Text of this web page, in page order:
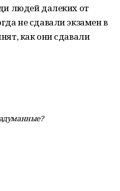
людей далеких от
не сдавали экзамен в
как они сдавали